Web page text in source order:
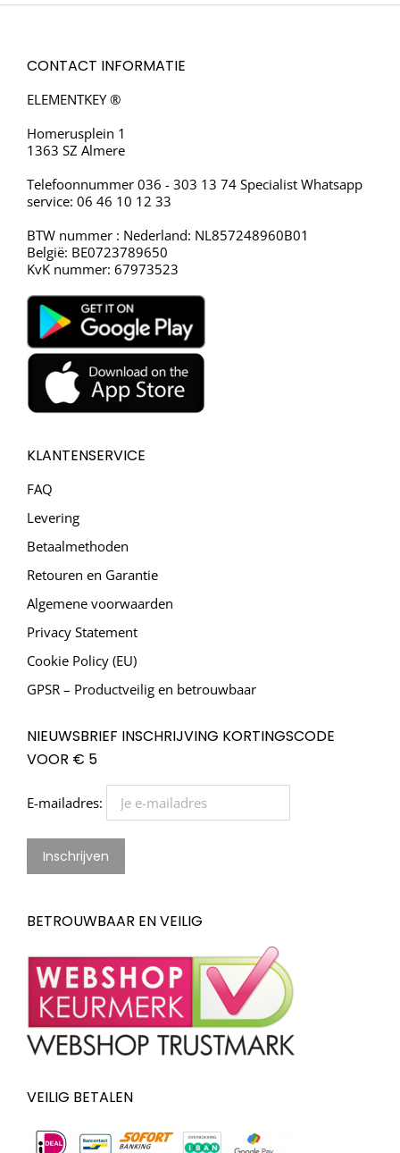
CONTACT INFORMATIE
ELEMENTKEY ®
Homerusplein 1
1363 SZ Almere
Telefoonnummer 036 - 303 13 74 Specialist Whatsapp
service: 06 46 10 12 33
BTW nummer : Nederland: NL857248960B01
België: BE0723789650
KvK nummer: 67973523
KLANTENSERVICE
FAQ
Levering
Betaalmethoden
Retouren en Garantie
Algemene voorwaarden
Privacy Statement
Cookie Policy (EU)
GPSR – Productveilig en betrouwbaar
NIEUWSBRIEF INSCHRIJVING KORTINGSCODE
VOOR € 5
E-mailadres:
BETROUWBAAR EN VEILIG
VEILIG BETALEN